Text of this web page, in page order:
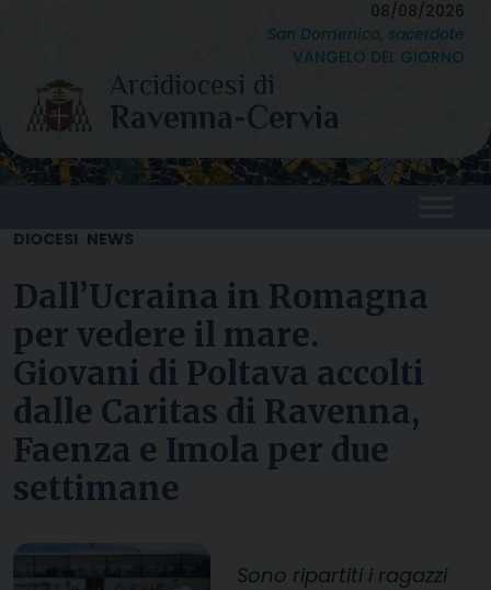
content
08/08/2026
San Domenico, sacerdote
VANGELO DEL GIORNO
DIOCESI NEWS
Dall’Ucraina in Romagna
per vedere il mare.
Giovani di Poltava accolti
dalle Caritas di Ravenna,
Faenza e Imola per due
settimane
Sono ripartiti i ragazzi